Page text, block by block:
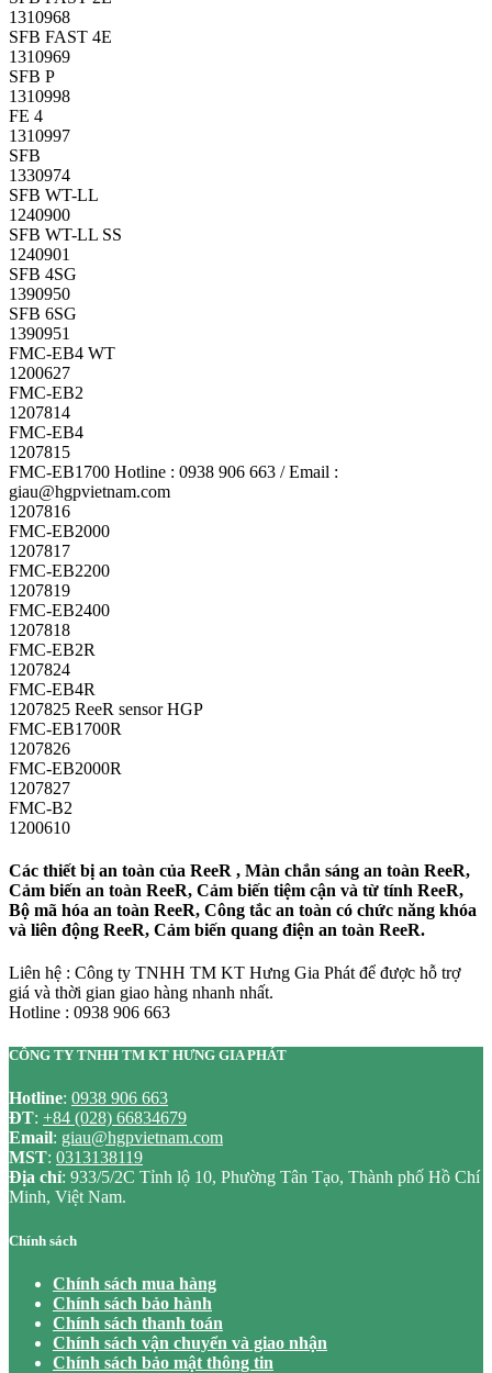
1310968
SFB FAST 4E
1310969
SFB P
1310998
FE 4
1310997
SFB
1330974
SFB WT-LL
1240900
SFB WT-LL SS
1240901
SFB 4SG
1390950
SFB 6SG
1390951
FMC-EB4 WT
1200627
FMC-EB2
1207814
FMC-EB4
1207815
FMC-EB1700 Hotline : 0938 906 663 / Email :
giau@hgpvietnam.com
1207816
FMC-EB2000
1207817
FMC-EB2200
1207819
FMC-EB2400
1207818
FMC-EB2R
1207824
FMC-EB4R
1207825 ReeR sensor HGP
FMC-EB1700R
1207826
FMC-EB2000R
1207827
FMC-B2
1200610
Các thiết bị an toàn của ReeR , Màn chắn sáng an toàn ReeR,
Cảm biến an toàn ReeR, Cảm biến tiệm cận và từ tính ReeR,
Bộ mã hóa an toàn ReeR, Công tắc an toàn có chức năng khóa
và liên động ReeR, Cảm biến quang điện an toàn ReeR.
Liên hệ : Công ty TNHH TM KT Hưng Gia Phát để được hỗ trợ
giá và thời gian giao hàng nhanh nhất.
Hotline : 0938 906 663
CÔNG TY TNHH TM KT HƯNG GIA PHÁT
Hotline: 0938 906 663
ĐT: +84 (028) 66834679
Email: giau@hgpvietnam.com
MST: 0313138119
Địa chỉ: 933/5/2C Tỉnh lộ 10, Phường Tân Tạo, Thành phố Hồ Chí
Minh, Việt Nam.
Chính sách
Chính sách mua hàng
Chính sách bảo hành
Chính sách thanh toán
Chính sách vận chuyển và giao nhận
Chính sách bảo mật thông tin